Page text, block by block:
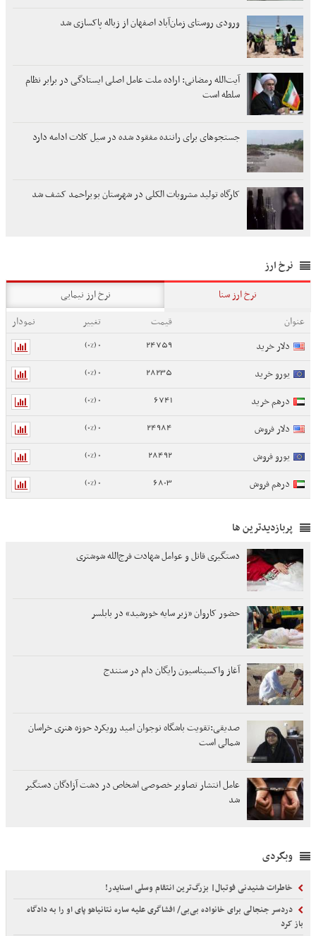
ورودی روستای زمان‌آباد اصفهان از زباله پاکسازی شد
آیت‌الله رمضانی: اراده ملت عامل اصلی ایستادگی در برابر نظام
سلطه است
جستجوهای برای راننده مفقود شده در سیل کلات ادامه دارد
کارگاه تولید مشروبات الکلی در شهرستان بویراحمد کشف شد
نرخ ارز
نرخ ارز سنا
نرخ ارز نیمایی
عنوان
قیمت تغییر
نمودار
دلار خرید
24759
0 (0%)
یورو خرید 28235
0 (0%)
درهم خرید 6741
0 (0%)
دلار فروش 24984
0 (0%)
یورو فروش 28492
0 (0%)
درهم فروش 6803
0 (0%)
پربازدیدترین ها
دستگیری قاتل و عوامل شهادت فرج‌الله شوشتری
حضور کاروان «زیر سایه خورشید» در بابلسر
آغاز واکسیناسیون رایگان دام در سنندج
صدیقی:تقویت باشگاه نوجوان امید رویکرد حوزه هنری خراسان
شمالی است
عامل انتشار تصاویر خصوصی اشخاص در دشت آزادگان دستگیر
شد
وبگردی
خاطرات شنیدنی فوتبال| بزرگ‌ترین انتقام وسلی اسنایدر!
دردسر جنجالی برای خانواده بی‌بی/ افشاگری علیه ساره نتانیاهو پای او را به دادگاه
باز کرد